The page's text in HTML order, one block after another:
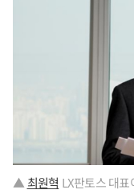
▲ 최원혁 LX판토스 대